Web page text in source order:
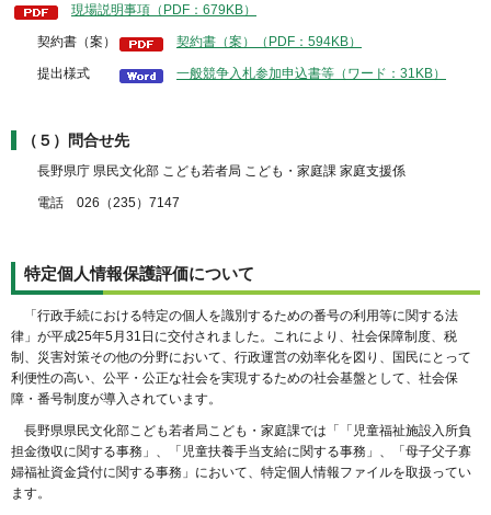
現場説明事項（PDF：679KB）
契約書（案） 契約書（案）（PDF：594KB）
提出様式 一般競争入札参加申込書等（ワード：31KB）
（５）問合せ先
長野県庁 県民文化部 こども若者局 こども・家庭課 家庭支援係
電話 026（235）7147
特定個人情報保護評価について
「行政手続における特定の個人を識別するための番号の利用等に関する法
律」が平成25年5月31日に交付されました。これにより、社会保障制度、税
制、災害対策その他の分野において、行政運営の効率化を図り、国民にとって
利便性の高い、公平・公正な社会を実現するための社会基盤として、社会保
障・番号制度が導入されています。
長野県県民文化部こども若者局こども・家庭課では「「児童福祉施設入所負
担金徴収に関する事務」、「児童扶養手当支給に関する事務」、「母子父子寡
婦福祉資金貸付に関する事務」において、特定個人情報ファイルを取扱ってい
ます。